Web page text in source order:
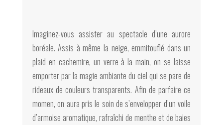
Imaginez-vous assister au spectacle d’une aurore
boréale. Assis à même la neige, emmitouflé dans un
plaid en cachemire, un verre à la main, on se laisse
emporter par la magie ambiante du ciel qui se pare de
rideaux de couleurs transparents. Afin de parfaire ce
momen, on aura pris le soin de s’envelopper d’un voile
d’armoise aromatique, rafraîchi de menthe et de baies